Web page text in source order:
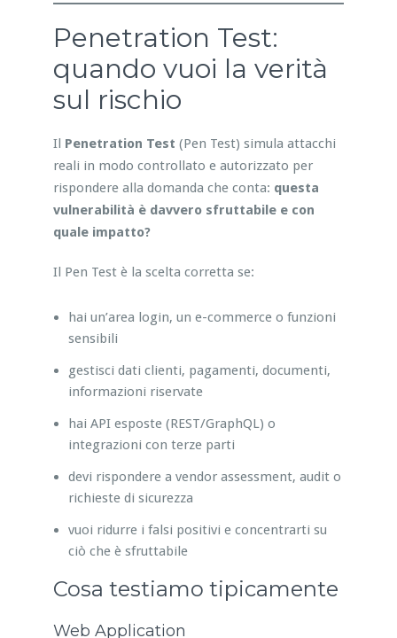
Penetration Test:
quando vuoi la verità
sul rischio
Il Penetration Test (Pen Test) simula attacchi
reali in modo controllato e autorizzato per
rispondere alla domanda che conta: questa
vulnerabilità è davvero sfruttabile e con
quale impatto?
Il Pen Test è la scelta corretta se:
hai un’area login, un e-commerce o funzioni
sensibili
gestisci dati clienti, pagamenti, documenti,
informazioni riservate
hai API esposte (REST/GraphQL) o
integrazioni con terze parti
devi rispondere a vendor assessment, audit o
richieste di sicurezza
vuoi ridurre i falsi positivi e concentrarti su
ciò che è sfruttabile
Cosa testiamo tipicamente
Web Application